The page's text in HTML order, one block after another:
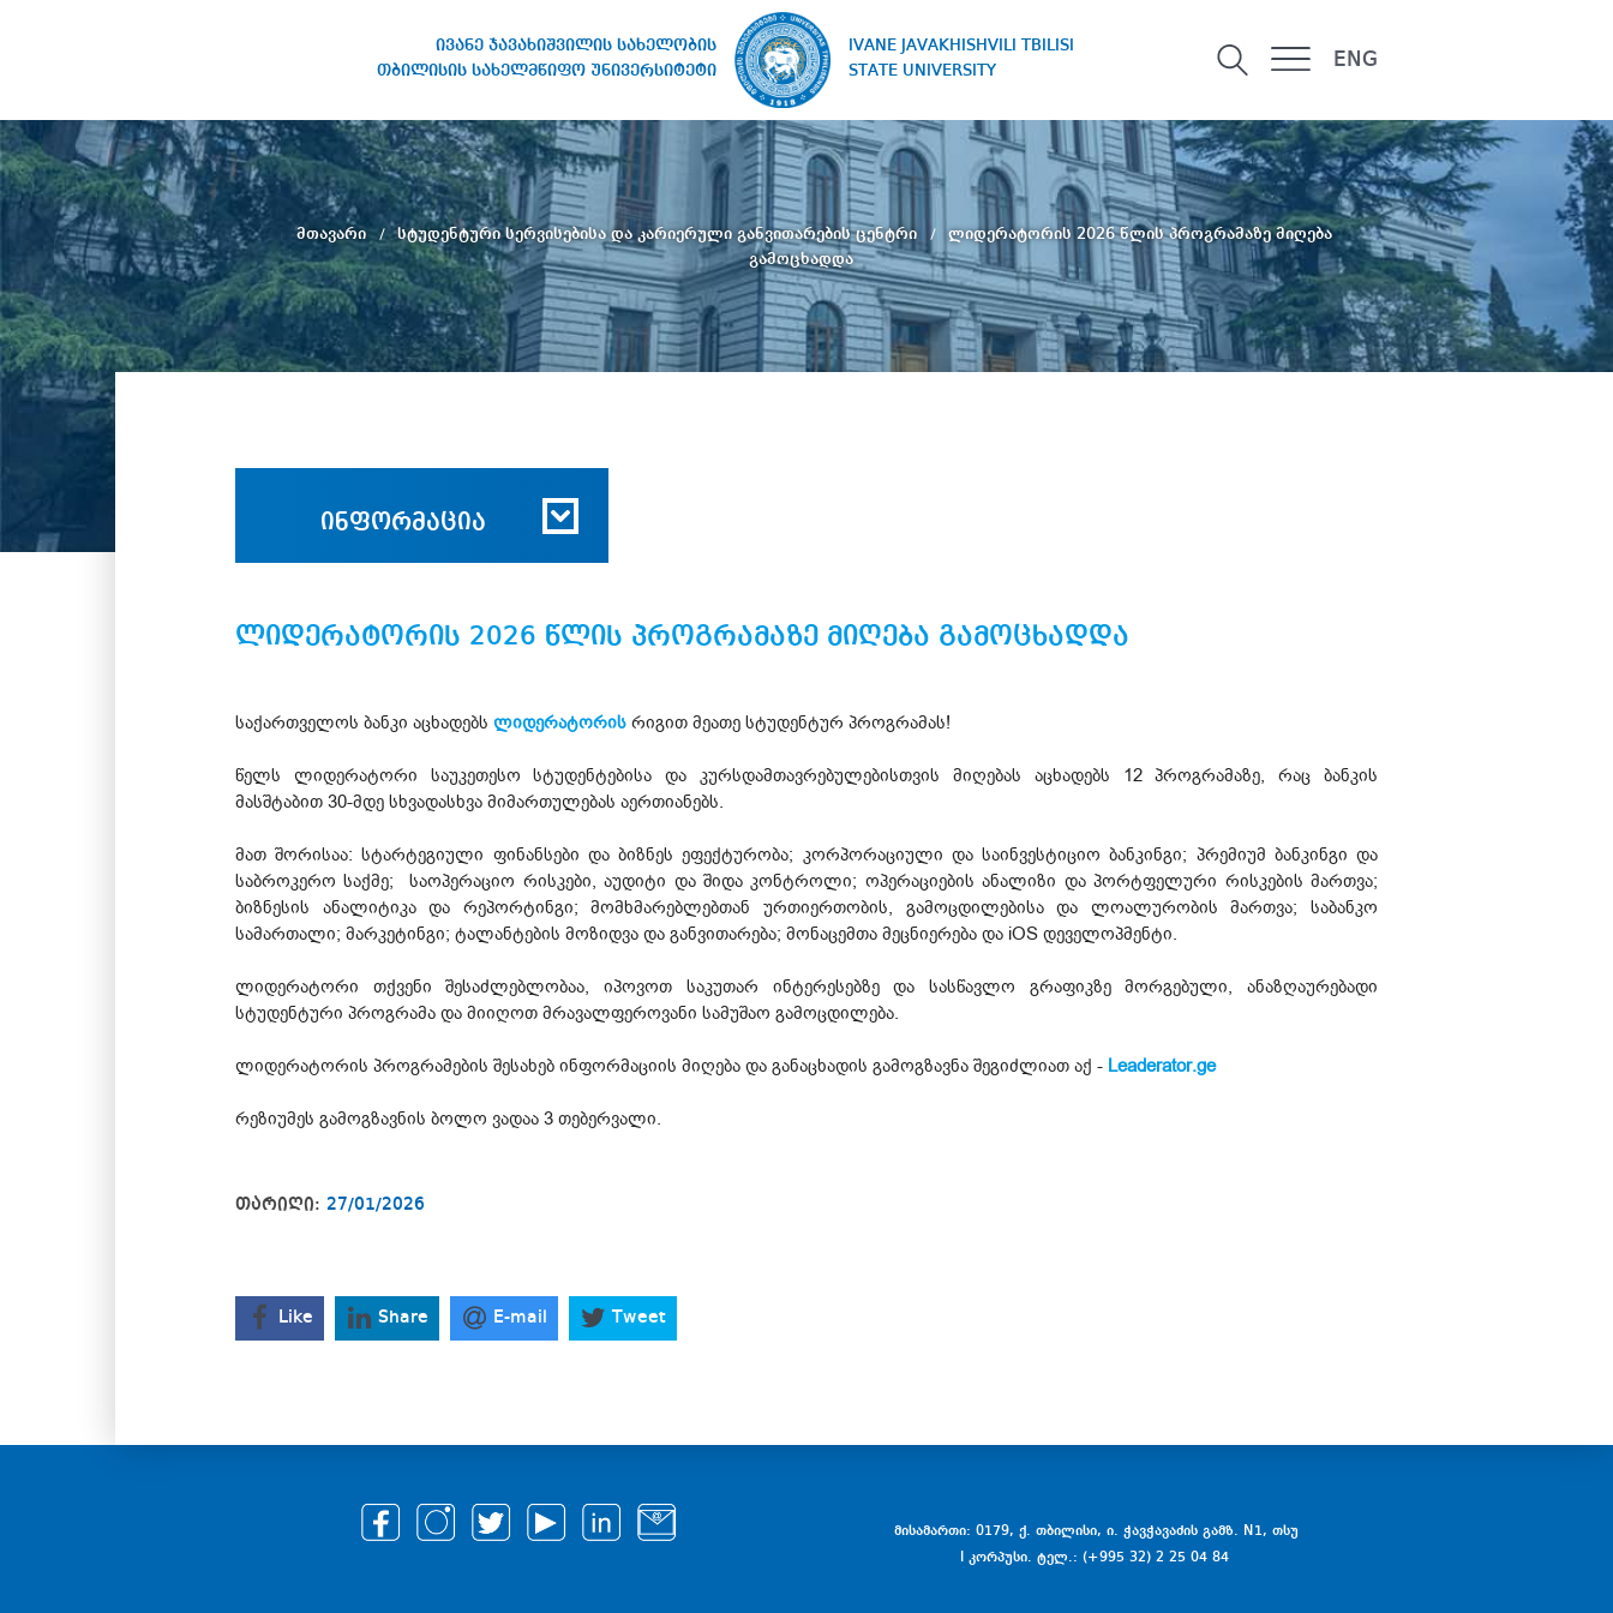
ივანე ჯავახიშვილის სახელობის
თბილისის სახელმწიფო უნივერსიტეტი
IVANE JAVAKHISHVILI TBILISI
STATE UNIVERSITY
ENG
სახელობის თბილისის
სახელმწიფო უნივერსიტეტი
მთავარი სტუდენტური სერვისებისა და კარიერული განვითარების ცენტრი
ლიდერატორის 2026 წლის პროგრამაზე მიღება
გამოცხადდა
ინფორმაცია
ლიდერატორის 2026 წლის პროგრამაზე მიღება გამოცხადდა
საქართველოს ბანკი აცხადებს ლიდერატორის რიგით მეათე სტუდენტურ პროგრამას!
წელს ლიდერატორი საუკეთესო სტუდენტებისა და კურსდამთავრებულებისთვის მიღებას აცხადებს 12 პროგრამაზე, რაც ბანკის
მასშტაბით 30-მდე სხვადასხვა მიმართულებას აერთიანებს.
მათ შორისაა: სტარტეგიული ფინანსები და ბიზნეს ეფექტურობა; კორპორაციული და საინვესტიციო ბანკინგი; პრემიუმ ბანკინგი და
საბროკერო საქმე; საოპერაციო რისკები, აუდიტი და შიდა კონტროლი; ოპერაციების ანალიზი და პორტფელური რისკების მართვა;
ბიზნესის ანალიტიკა და რეპორტინგი; მომხმარებლებთან ურთიერთობის, გამოცდილებისა და ლოალურობის მართვა; საბანკო
სამართალი; მარკეტინგი; ტალანტების მოზიდვა და განვითარება; მონაცემთა მეცნიერება და iOS დეველოპმენტი.
ლიდერატორი თქვენი შესაძლებლობაა, იპოვოთ საკუთარ ინტერესებზე და სასწავლო გრაფიკზე მორგებული, ანაზღაურებადი
სტუდენტური პროგრამა და მიიღოთ მრავალფეროვანი სამუშაო გამოცდილება.
ლიდერატორის პროგრამების შესახებ ინფორმაციის მიღება და განაცხადის გამოგზავნა შეგიძლიათ აქ - Leaderator.ge
რეზიუმეს გამოგზავნის ბოლო ვადაა 3 თებერვალი.
თარიღი: 27/01/2026
Like Share E-mail Tweet
მისამართი: 0179, ქ. თბილისი, ი. ჭავჭავაძის გამზ. N1, თსუ
I კორპუსი. ტელ.: (+995 32) 2 25 04 84